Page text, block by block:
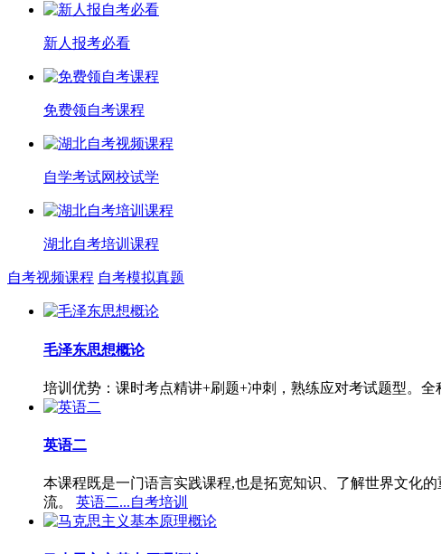
新人报考必看
免费领自考课程
自学考试网校试学
湖北自考培训课程
自考视频课程 自考模拟真题
毛泽东思想概论
培训优势：课时考点精讲+刷题+冲刺，熟练应对考试题型。全
英语二
本课程既是一门语言实践课程,也是拓宽知识、了解世界文化
流。
英语二...自考培训